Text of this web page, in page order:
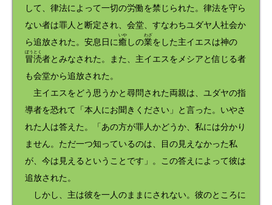
して、律法によって一切の労働を禁じられた。律法を守ら
ない者は罪人と断定され、会堂、すなわちユダヤ人社会か
ら追放された。安息日に癒
いや
しの業
わざ
をした主イエスは神の
冒涜
ぼうとく
者とみなされた。また、主イエスをメシアと信じる者
も会堂から追放された。
主イエスをどう思うかと尋問された両親は、ユダヤの指
導者を恐れて「本人にお聞きください」と言った。いやさ
れた人は答えた。「あの方が罪人かどうか、私には分かり
ません。ただ一つ知っているのは、目の見えなかった私
が、今は見えるということです」。この答えによって彼は
追放された。
しかし、主は彼を一人のままにされない。彼のところに